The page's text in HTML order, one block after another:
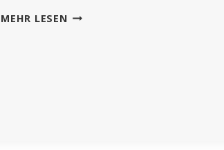
MEHR LESENGEIMPFTE